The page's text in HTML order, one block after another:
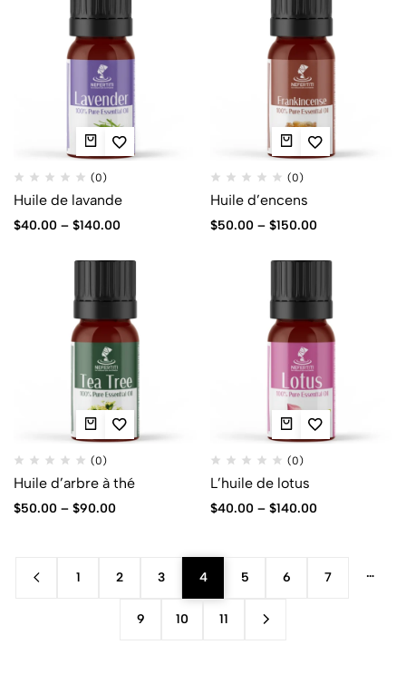
(0)
Huile de lavande
$40.00 – $140.00
(0)
Huile d’encens
$50.00– $150.00
(0)
Huile d’arbre à thé
$50.00 – $90.00
(0)
L’huile de lotus
$40.00– $140.00
1 2 3 4 5 6 7 …
9 10 11